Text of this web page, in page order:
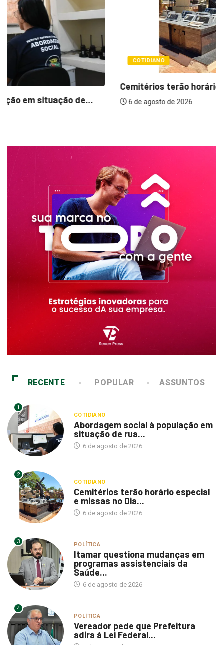
COTIDIANO
Cemitérios terão horário especial e missas no...
6 de agosto de 2026
RECENTE POPULAR ASSUNTOS
1
COTIDIANO
Abordagem social à população em
situação de rua...
6 de agosto de 2026
2
COTIDIANO
Cemitérios terão horário especial
e missas no Dia...
6 de agosto de 2026
3 POLÍTICA
Itamar questiona mudanças em
programas assistenciais da
Saúde...
6 de agosto de 2026
4
POLÍTICA
Vereador pede que Prefeitura
adira à Lei Federal...